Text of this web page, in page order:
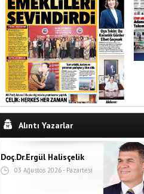
Alıntı Yazarlar
Doç.Dr.Ergül Halisçelik
03 Ağustos 2026 - Pazartesi